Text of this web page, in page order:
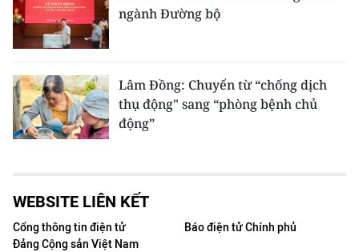
ngành Đường bộ
Lâm Đồng: Chuyển từ “chống dịch
thụ động" sang “phòng bệnh chủ
động”
WEBSITE LIÊN KẾT
Cổng thông tin điện tử
Đảng Cộng sản Việt Nam
Báo điện tử Chính phủ